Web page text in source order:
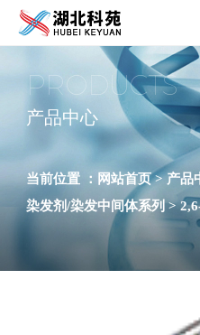
PRODUCTS
产品中心
当前位置 ： 网站首页 > 产品
染发剂/染发中间体系列 >